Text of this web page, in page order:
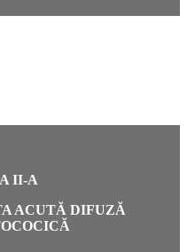
II-A
ACUTĂ DIFUZĂ